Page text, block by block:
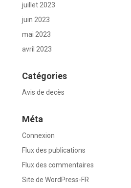
juillet 2023
juin 2023
mai 2023
avril 2023
Catégories
Avis de decès
Méta
Connexion
Flux des publications
Flux des commentaires
Site de WordPress-FR